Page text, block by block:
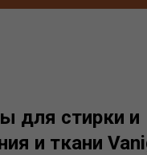
для стирки и
и ткани